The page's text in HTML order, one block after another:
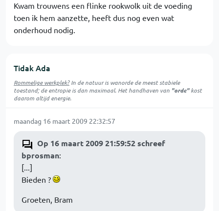
Kwam trouwens een flinke rookwolk uit de voeding
toen ik hem aanzette, heeft dus nog even wat
onderhoud nodig.
Tidak Ada
Rommelige werkplek?In de natuur iswanordede meest stabiele
toestand; de entropie is dan maximaal. Het handhaven van "orde"kost
daarom altijd energie.
maandag 16 maart 2009 22:32:57
Op 16 maart 2009 21:59:52 schreef
bprosman:
[...]
Bieden ?
Groeten, Bram